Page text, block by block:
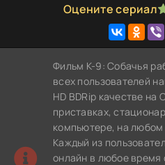
Оцените сериал
1 2 3 4 5
Фильм К-9: Собачья
всех пользователей
HD BDRip качестве
приставках,
компьютере, на
Каждый из
онлайн в любое время